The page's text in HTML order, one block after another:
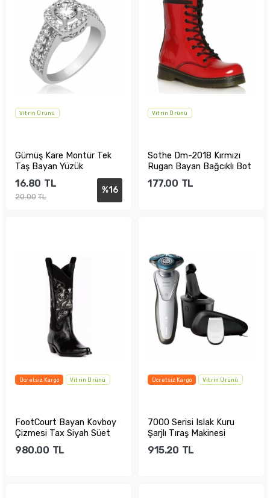
Vitrin Ürünü
Gümüş Kare Montür Tek
Taş Bayan Yüzük
%16
16.80 TL
20.00 TL
Vitrin Ürünü
Sothe Dm-2018 Kırmızı
Rugan Bayan Bağcıklı Bot
Postal Kadın...
177.00 TL
Ücretsiz Kargo Vitrin Ürünü
FootCourt Bayan Kovboy
Çizmesi Tax Siyah Süet
980.00 TL
Ücretsiz Kargo Vitrin Ürünü
7000 Serisi Islak Kuru
Şarjlı Tıraş Makinesi
915.20 TL